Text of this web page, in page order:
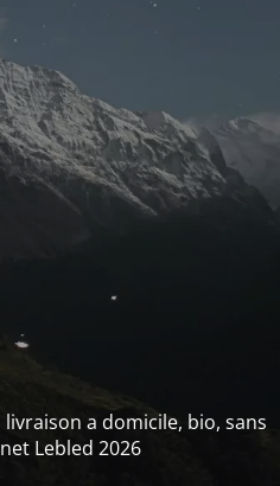
a domicile, bio, sans
Lebled 2026